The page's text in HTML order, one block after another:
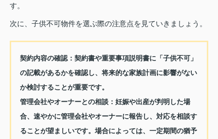
す。
次に、子供不可物件を選ぶ際の注意点を見ていきましょう。
契約内容の確認： 契約書や重要事項説明書に「子供不可」
の記載があるかを確認し、将来的な家族計画に影響がない
か検討することが重要です。
管理会社やオーナーとの相談： 妊娠や出産が判明した場
合、速やかに管理会社やオーナーに報告し、対応を相談す
ることが望ましいです。場合によっては、一定期間の猶予